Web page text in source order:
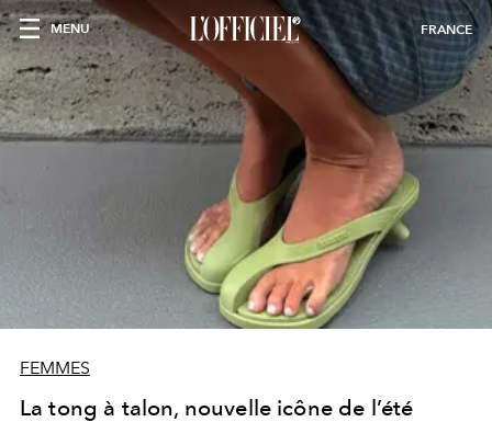
MENU FRANCE
FEMMES
La tong à talon, nouvelle icône de l’été